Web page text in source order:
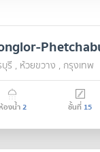
รี , ห้วยขวาง , กรุงเทพ
องน้ำ2 ชั้นที่ 15